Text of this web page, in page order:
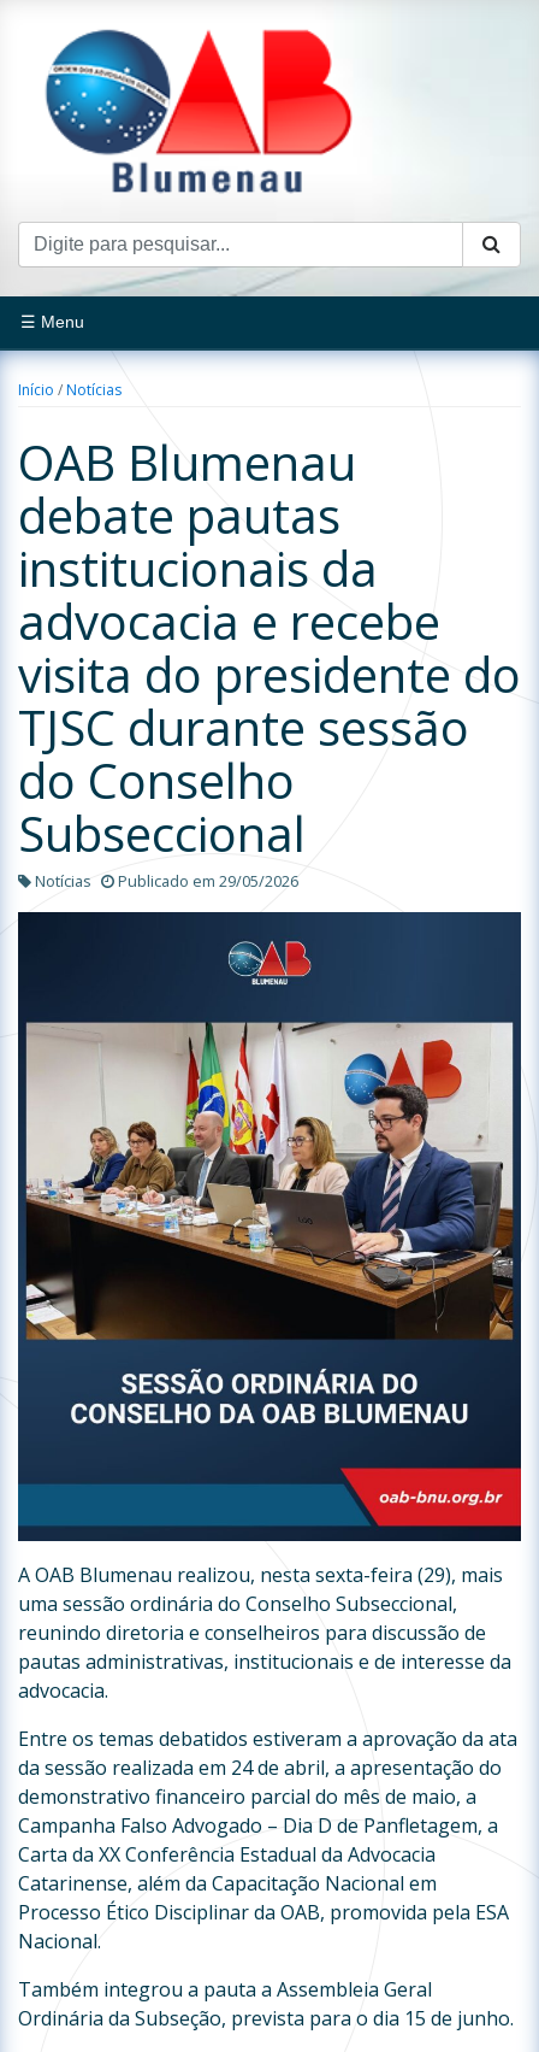
☰ Menu
Início /Notícias
OAB Blumenau
debate pautas
institucionais da
advocacia e recebe
visita do presidente do
TJSC durante sessão
do Conselho
Subseccional
Notícias Publicado em 29/05/2026
A OAB Blumenau realizou, nesta sexta-feira (29), mais
uma sessão ordinária do Conselho Subseccional,
reunindo diretoria e conselheiros para discussão de
pautas administrativas, institucionais e de interesse da
advocacia.
Entre os temas debatidos estiveram a aprovação da ata
da sessão realizada em 24 de abril, a apresentação do
demonstrativo financeiro parcial do mês de maio, a
Campanha Falso Advogado – Dia D de Panfletagem, a
Carta da XX Conferência Estadual da Advocacia
Catarinense, além da Capacitação Nacional em
Processo Ético Disciplinar da OAB, promovida pela ESA
Nacional.
Também integrou a pauta a Assembleia Geral
Ordinária da Subseção, prevista para o dia 15 de junho.